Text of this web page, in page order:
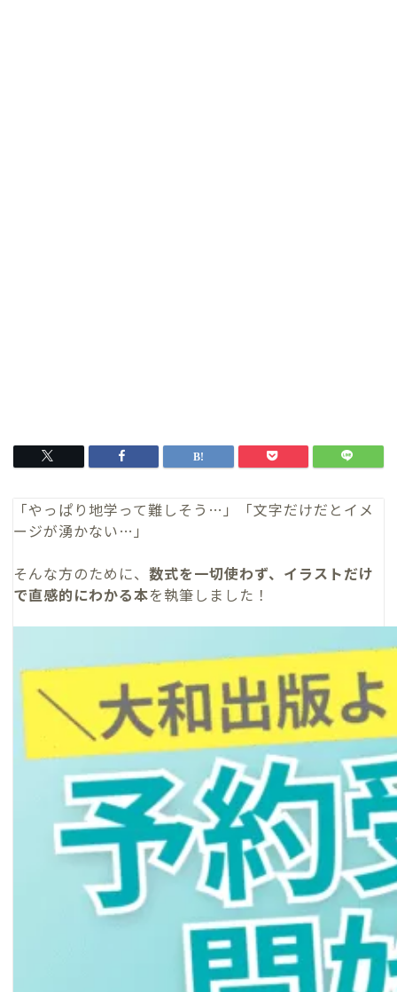
「やっぱり地学って難しそう…」「文字だけだとイメ
ージが湧かない…」
そんな方のために、 数式を一切使わず、イラストだけ
で直感的にわかる本を執筆しました！